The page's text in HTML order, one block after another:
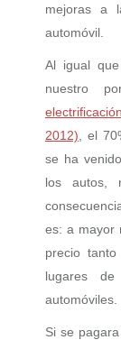
mejoras a
automóvil.
Al igual
nuestro
2012) , el
se ha
los autos,
es: a mayor
precio
lugares de
automóviles.
Si se